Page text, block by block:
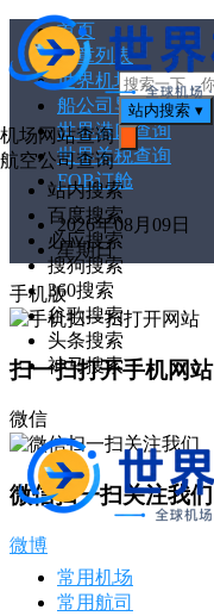
首页
文章列表
世界机场代码
船公司导航
世界港口查询
世界关税查询
FOB订舱
2026年08月09日
星期日
机场网站查询
航空公司查询
站内搜索 ▾
站内搜索
百度搜索
必应搜索
搜狗搜索
360搜索
谷歌搜索
头条搜索
神马搜索
搜
索
手机版
扫一扫打开手机网站
微信
微信扫一扫关注我们
微博
常用机场
常用航司